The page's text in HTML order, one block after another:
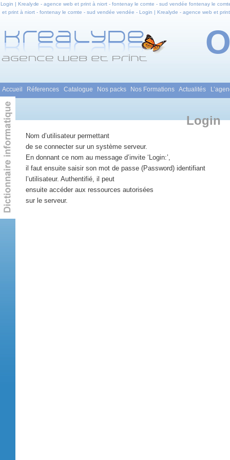
Login | Krealyde - agence web et print à niort - fontenay le comte - sud vendée fontenay le
et print à niort - fontenay le comte - sud vendée vendée - Login | Krealyde - agence web et
Menu principal
Aller au contenu principal
Aller au contenu secondaire
Accueil Réferences Catalogue Nos packs Nos Formations Actualités
Login
Nom d’utilisateur permettant
de se connecter sur un système serveur.
En donnant ce nom au message d’invite ‘Login:’,
il faut ensuite saisir son mot de passe (Password) identifiant
l’utilisateur. Authentifié, il peut
ensuite accéder aux ressources autorisées
sur le serveur.